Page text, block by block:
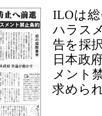
ILOは
ハラス
告を採
日本政
メント
求めら